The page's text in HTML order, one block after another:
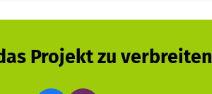
Projekt zu verbreiten